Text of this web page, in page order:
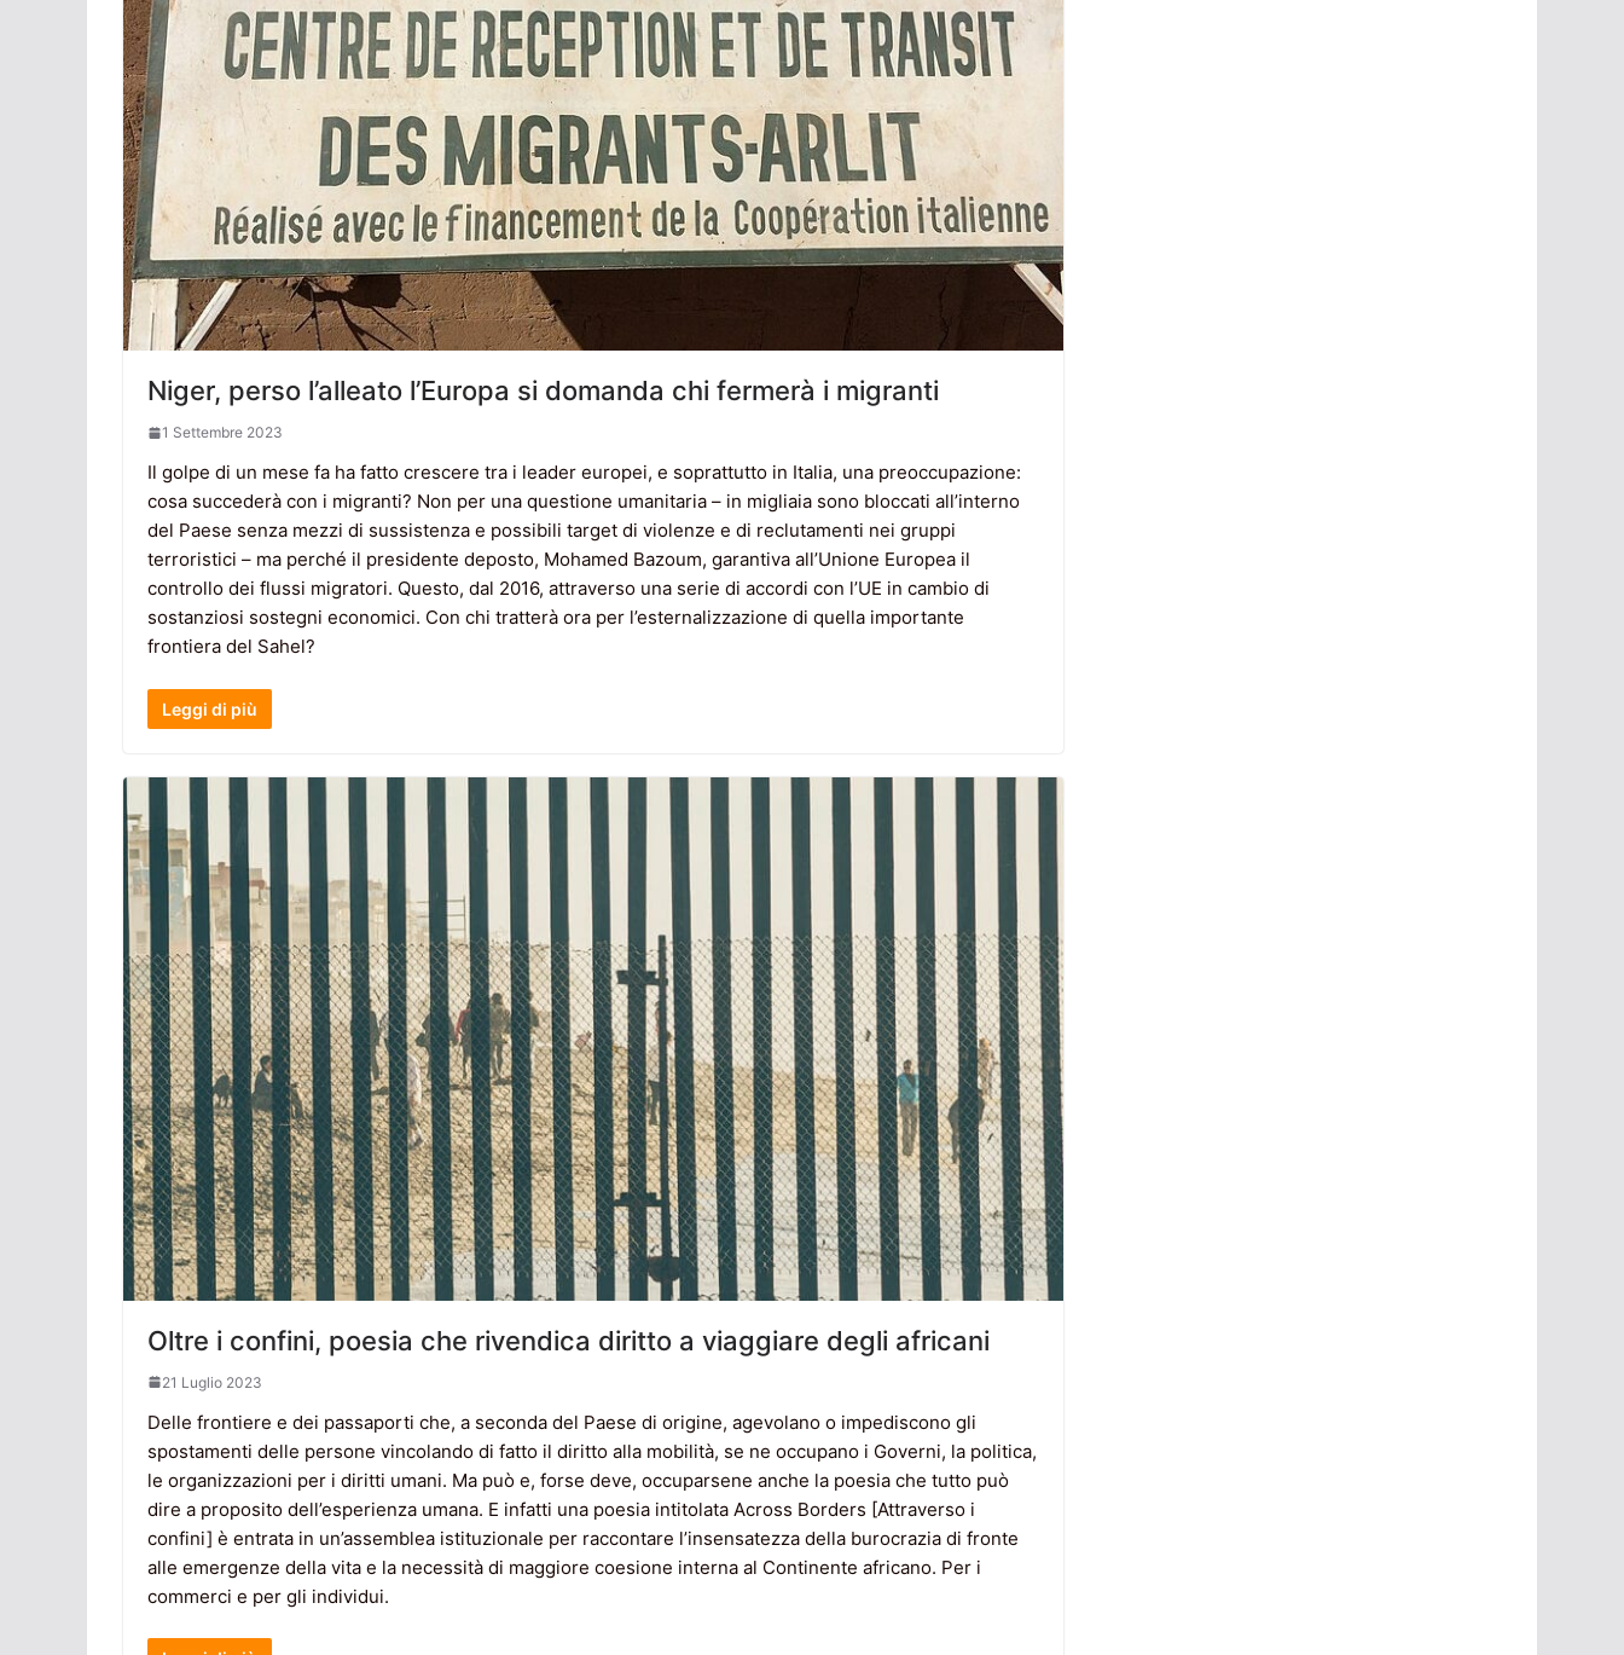
Niger, perso l’alleato l’Europa si domanda chi fermerà i migranti
1 Settembre 2023
Il golpe di un mese fa ha fatto crescere tra i leader europei, e soprattutto in Italia, una preoccupazione:
cosa succederà con i migranti? Non per una questione umanitaria – in migliaia sono bloccati all’interno
del Paese senza mezzi di sussistenza e possibili target di violenze e di reclutamenti nei gruppi
terroristici – ma perché il presidente deposto, Mohamed Bazoum, garantiva all’Unione Europea il
controllo dei flussi migratori. Questo, dal 2016, attraverso una serie di accordi con l’UE in cambio di
sostanziosi sostegni economici. Con chi tratterà ora per l’esternalizzazione di quella importante
frontiera del Sahel?
Leggi di più
Oltre i confini, poesia che rivendica diritto a viaggiare degli africani
21 Luglio 2023
Delle frontiere e dei passaporti che, a seconda del Paese di origine, agevolano o impediscono gli
spostamenti delle persone vincolando di fatto il diritto alla mobilità, se ne occupano i Governi, la politica,
le organizzazioni per i diritti umani. Ma può e, forse deve, occuparsene anche la poesia che tutto può
dire a proposito dell’esperienza umana. E infatti una poesia intitolata Across Borders [Attraverso i
confini] è entrata in un’assemblea istituzionale per raccontare l’insensatezza della burocrazia di fronte
alle emergenze della vita e la necessità di maggiore coesione interna al Continente africano. Per i
commerci e per gli individui.